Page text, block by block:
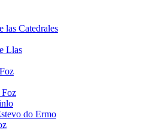
las Catedrales
Llas
Foz
do Ermo